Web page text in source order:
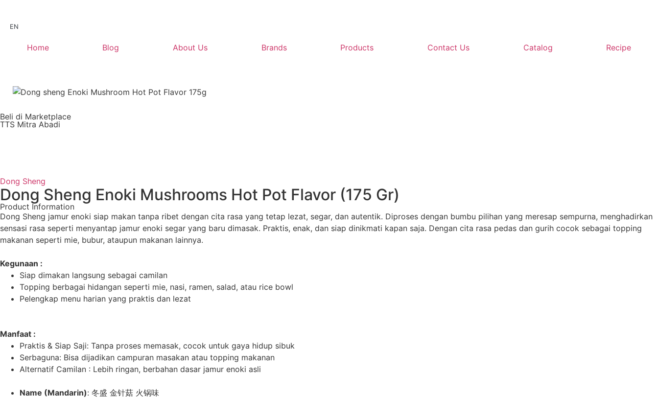
EN
Home Blog About Us Brands Products Contact Us Catalog Recipe
Beli di Marketplace
TTS Mitra Abadi
Dong Sheng
Dong Sheng Enoki Mushrooms Hot Pot Flavor (175 Gr)
Product Information
Dong Sheng jamur enoki siap makan tanpa ribet dengan cita rasa yang tetap lezat, segar, dan autentik. Diproses dengan bumbu pilihan yang meresap sempurna, menghadirkan
sensasi rasa seperti menyantap jamur enoki segar yang baru dimasak. Praktis, enak, dan siap dinikmati kapan saja. Dengan cita rasa pedas dan gurih cocok sebagai topping
makanan seperti mie, bubur, ataupun makanan lainnya.
Kegunaan :
Siap dimakan langsung sebagai camilan
Topping berbagai hidangan seperti mie, nasi, ramen, salad, atau rice bowl
Pelengkap menu harian yang praktis dan lezat
Manfaat :
Praktis & Siap Saji: Tanpa proses memasak, cocok untuk gaya hidup sibuk
Serbaguna: Bisa dijadikan campuran masakan atau topping makanan
Alternatif Camilan : Lebih ringan, berbahan dasar jamur enoki asli
Name (Mandarin): 冬盛 金针菇 火锅味